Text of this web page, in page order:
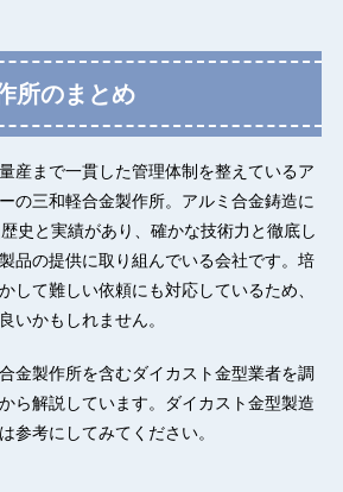
所のまとめ
産まで一貫した管理体制を整えているア
の三和軽合金製作所。アルミ合金鋳造に
史と実績があり、確かな技術力と徹底し
品の提供に取り組んでいる会社です。培
して難しい依頼にも対応しているため、
いかもしれません。
金製作所を含むダイカスト金型業者を調
ら解説しています。ダイカスト金型製造
参考にしてみてください。